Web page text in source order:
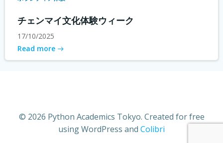
チェンマイ文化体験ウィーク
17/10/2025
Read more
© 2026 Python Academics Tokyo. Created for free
using WordPress and Colibri